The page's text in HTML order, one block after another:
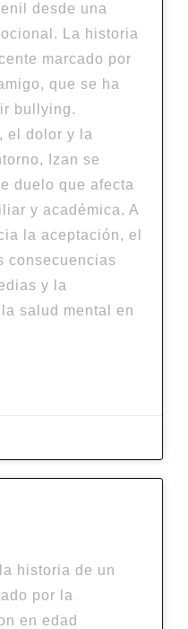
desde una
La historia
marcado por
que se ha
bullying.
el dolor y la
Izan se
duelo que afecta
y académica. A
la aceptación, el
consecuencias
y la
salud mental en
historia de un
por la
en edad